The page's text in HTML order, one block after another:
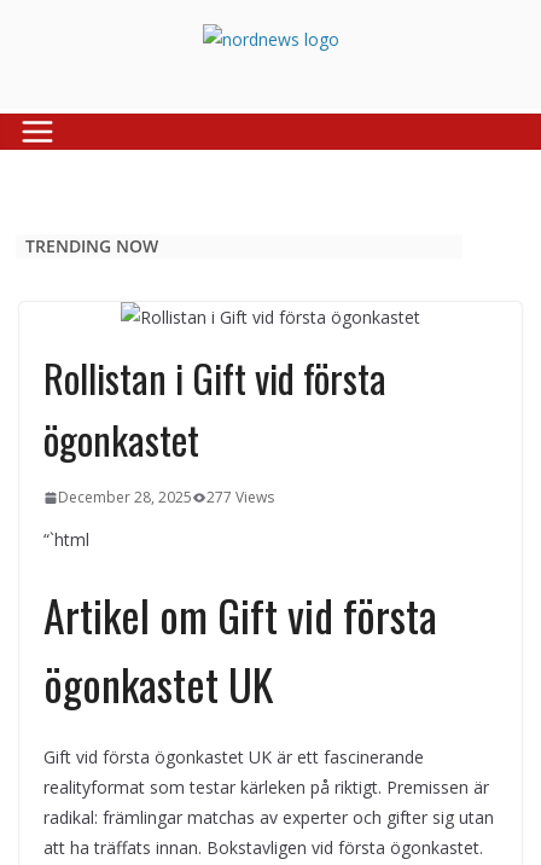
TRENDING NOW
Rollistan i Gift vid första
ögonkastet
December 28, 2025 277 Views
“`html
Artikel om Gift vid första
ögonkastet UK
Gift vid första ögonkastet UK är ett fascinerande
realityformat som testar kärleken på riktigt. Premissen är
radikal: främlingar matchas av experter och gifter sig utan
att ha träffats innan. Bokstavligen vid första ögonkastet.